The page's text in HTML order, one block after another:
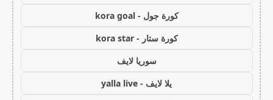
كورة جول - kora goal
كورة ستار - kora star
سوريا لايف
يلا لايف - yalla live